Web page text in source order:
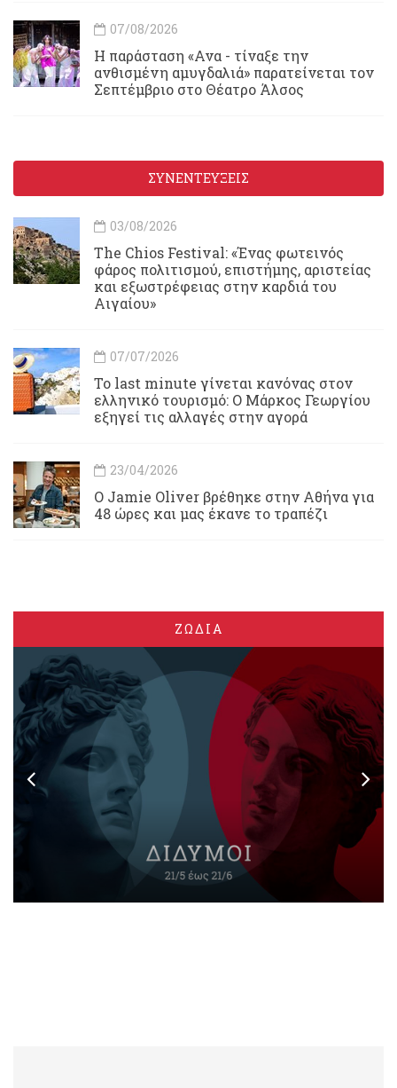
07/08/2026
Η παράσταση «Ανα - τίναξε την
ανθισμένη αμυγδαλιά» παρατείνεται τον
Σεπτέμβριο στο Θέατρο Άλσος
ΣΥΝΕΝΤΕΥΞΕΙΣ
03/08/2026
Τhe Chios Festival: «Ένας φωτεινός
φάρος πολιτισμού, επιστήμης, αριστείας
και εξωστρέφειας στην καρδιά του
Αιγαίου»
07/07/2026
Το last minute γίνεται κανόνας στον
ελληνικό τουρισμό: Ο Μάρκος Γεωργίου
εξηγεί τις αλλαγές στην αγορά
23/04/2026
Ο Jamie Oliver βρέθηκε στην Αθήνα για
48 ώρες και μας έκανε το τραπέζι
ΖΩΔΙΑ